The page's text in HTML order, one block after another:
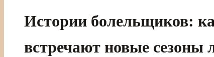
Истории болельщиков:
встречают новые